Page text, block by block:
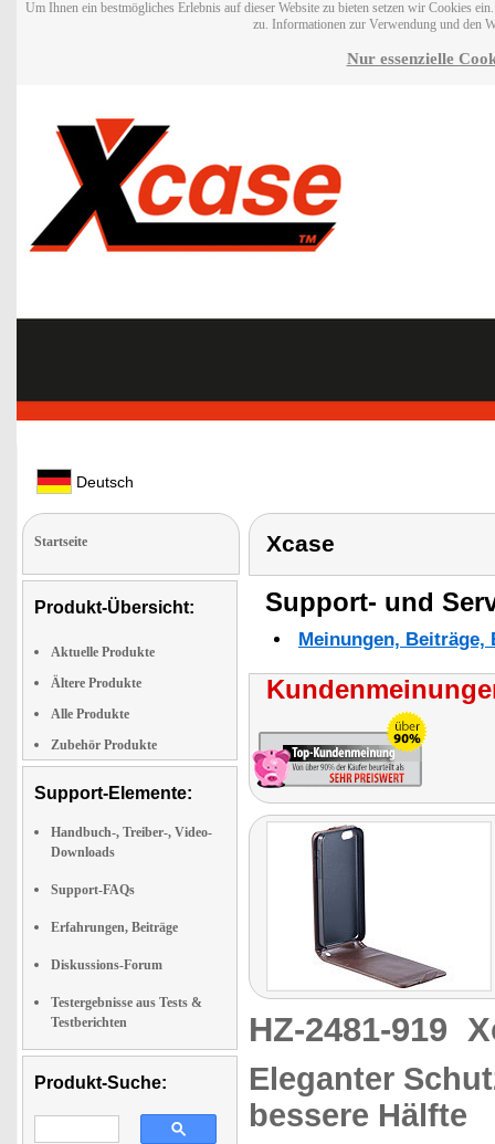
Um Ihnen ein bestmögliches Erlebnis auf dieser Website zu bieten setzen wir Cookies
zu. Informationen zur Verwendung und den
Nur essenzielle
Deutsch
Startseite
Produkt-Übersicht:
Aktuelle Produkte
Ältere Produkte
Alle Produkte
Zubehör Produkte
Support-Elemente:
Handbuch-, Treiber-, Video-
Downloads
Support-FAQs
Erfahrungen, Beiträge
Diskussions-Forum
Testergebnisse aus Tests &
Testberichten
Produkt-Suche:
Xcase
Support- und
Meinungen,
HZ-2481-919
Eleganter
bessere Hälfte